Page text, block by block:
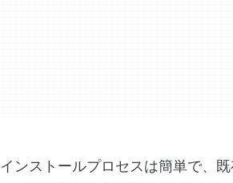
インストールプロセスは簡単で、